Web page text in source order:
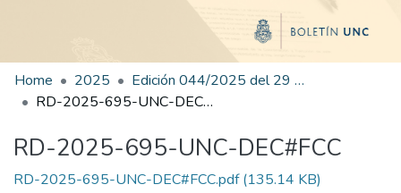
Home 2025
Edición 044/2025 del 29 de agosto de 2025
RD-2025-695-UNC-DEC#FCC
RD-2025-695-UNC-DEC#FCC
RD-2025-695-UNC-DEC#FCC.pdf(135.14 KB)